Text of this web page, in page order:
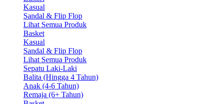
Kasual
Sandal & Flip Flop
Lihat Semua Produk
Basket
Kasual
Sandal & Flip Flop
Lihat Semua Produk
Sepatu Laki-Laki
Balita (Hingga 4 Tahun)
Anak (4-6 Tahun)
Remaja (6+ Tahun)